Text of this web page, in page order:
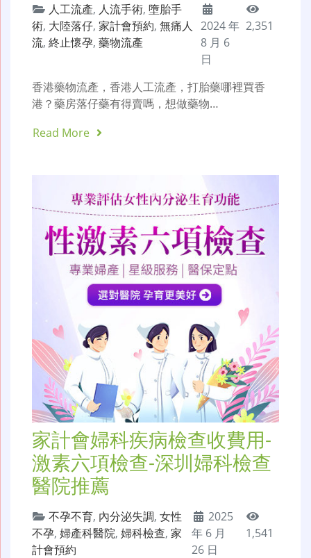
人工流產, 人流手術, 墮胎手
術, 大陸落仔, 家計會預約, 無痛人
流, 終止懷孕, 藥物流產
2024 年
8 月 6
日
2,351
香港藥物流產，香港人工流產，打胎藥哪裡買香
港？藥房落仔藥有得賣嗎，想做藥物…
Read More
家計會婦科疾病檢查收費用-
激素六項檢查-深圳婦科檢查
醫院推薦
不孕不育, 內分泌失調, 女性
不孕, 婦產科醫院, 婦科檢查, 家
計會預約
2025
年 6 月
26 日
1,541